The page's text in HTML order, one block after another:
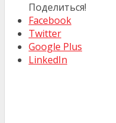
Поделиться!
Facebook
Twitter
Google Plus
LinkedIn